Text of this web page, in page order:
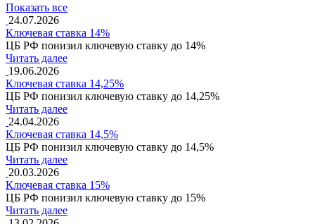
Показать все
24.07.2026
Ключевая ставка 14%
ЦБ РФ понизил ключевую ставку до 14%
Читать далее
19.06.2026
Ключевая ставка 14,25%
ЦБ РФ понизил ключевую ставку до 14,25%
Читать далее
24.04.2026
Ключевая ставка 14,5%
ЦБ РФ понизил ключевую ставку до 14,5%
Читать далее
20.03.2026
Ключевая ставка 15%
ЦБ РФ понизил ключевую ставку до 15%
Читать далее